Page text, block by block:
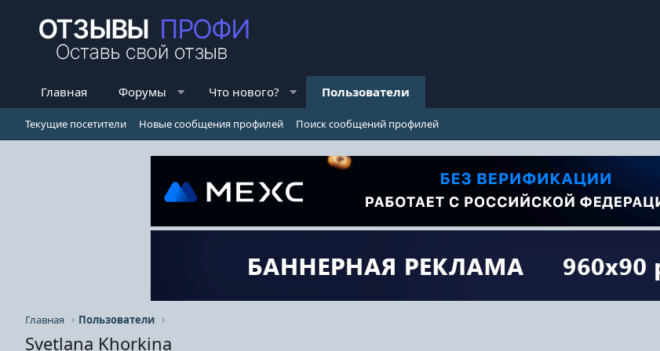
Главная Форумы Что нового? Пользователи
Текущие посетители Новые сообщения профилей Поиск сообщений профилей
Главная Пользователи
Svetlana Khorkina